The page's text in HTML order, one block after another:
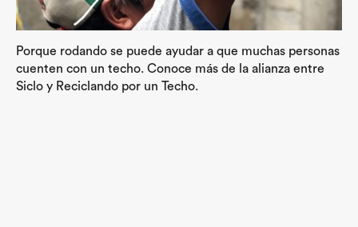
Porque rodando se puede ayudar a que muchas personas
cuenten con un techo. Conoce más de la alianza entre
Siclo y Reciclando por un Techo.